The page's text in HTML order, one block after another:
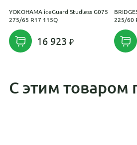
YOKOHAMA iceGuard Studless G075
275/65 R17 115Q
16 923
225/60
С этим товаром